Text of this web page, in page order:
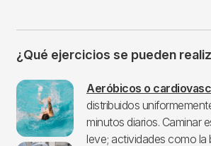
¿Qué ejercicios se pueden
Imagen
Aeróbicos o
distribuidos
minutos diarios. Caminar
leve; actividades como la